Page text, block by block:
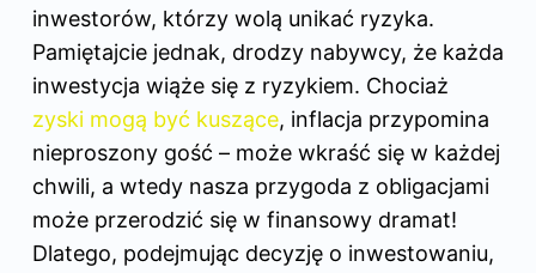
inwestorów, którzy wolą unikać ryzyka.
Pamiętajcie jednak, drodzy nabywcy, że każda
inwestycja wiąże się z ryzykiem. Chociaż
zyski mogą być kuszące, inflacja przypomina
nieproszony gość – może wkraść się w każdej
chwili, a wtedy nasza przygoda z obligacjami
może przerodzić się w finansowy dramat!
Dlatego, podejmując decyzję o inwestowaniu,